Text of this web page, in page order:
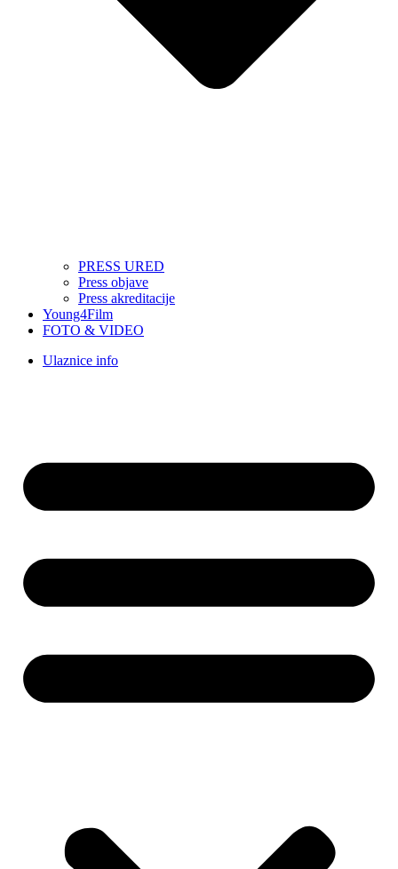
PRESS URED
Press objave
Press akreditacije
Young4Film
FOTO & VIDEO
Ulaznice info